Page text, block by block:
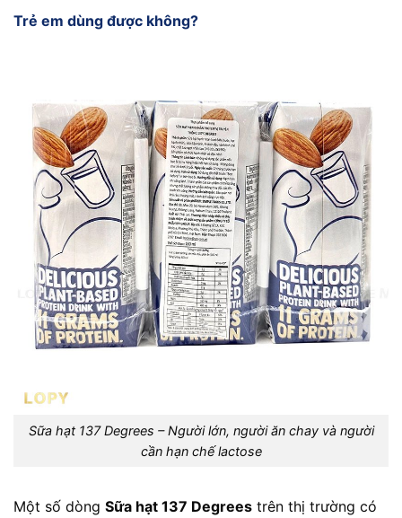
Trẻ em dùng được không?
Sữa hạt 137 Degrees – Người lớn, người ăn chay và người
cần hạn chế lactose
Một số dòng Sữa hạt 137 Degrees trên thị trường có